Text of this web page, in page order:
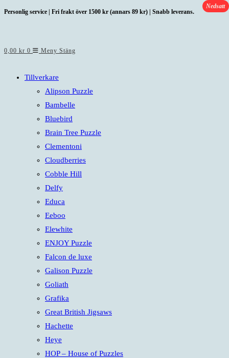
Hoppa
Personlig service | Fri frakt över 1500 kr (annars 89 kr) | Snabb leverans.
0,00 kr 0 Meny Stäng
Tillverkare
Alipson Puzzle
Bambelle
Bluebird
Brain Tree Puzzle
Clementoni
Cloudberries
Cobble Hill
Delfy
Educa
Eeboo
Elewhite
ENJOY Puzzle
Falcon de luxe
Galison Puzzle
Goliath
Grafika
Great British Jigsaws
Hachette
Heye
HOP – House of Puzzles
Nedsatt